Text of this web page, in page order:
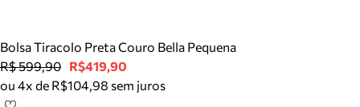
Bolsa Tiracolo Preta Couro Bella Pequena
R$ 599,90 R$419,90
ou 4x de R$104,98 sem juros